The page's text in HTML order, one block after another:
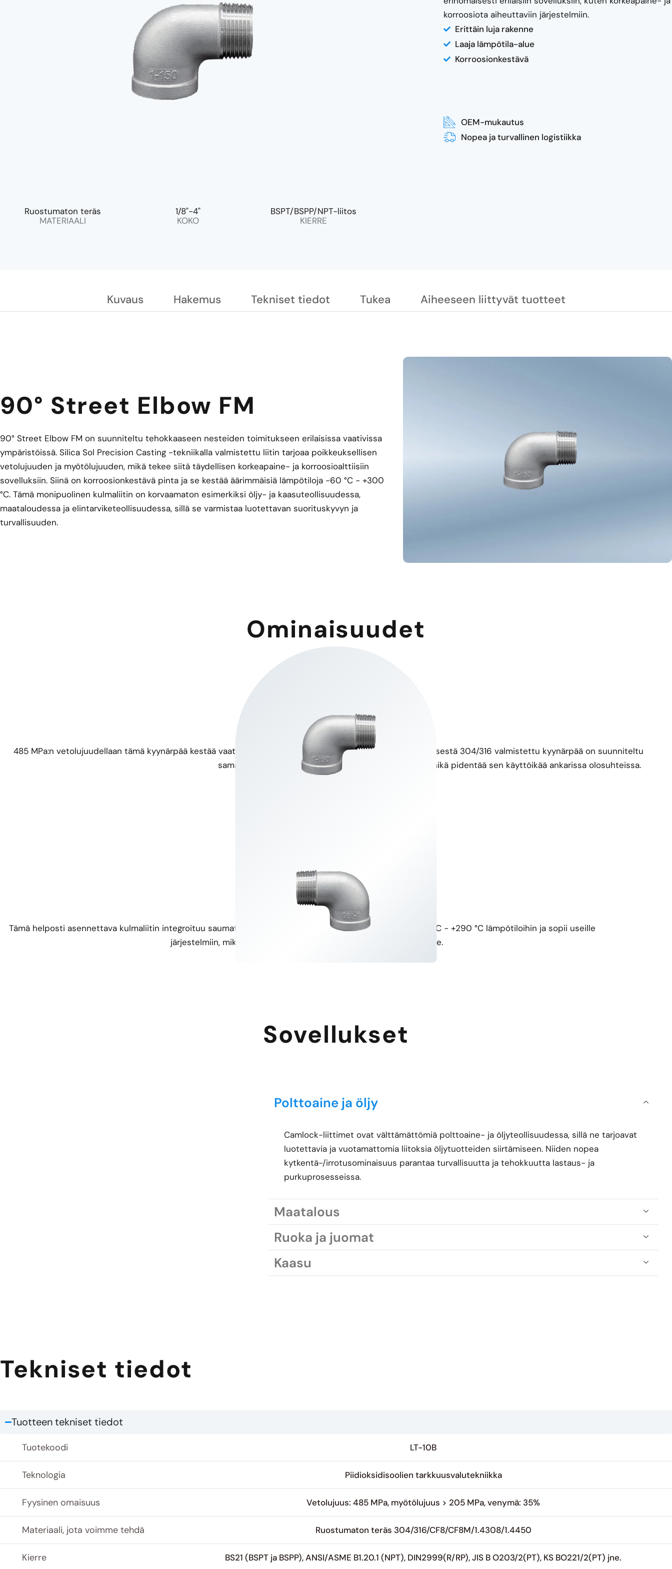
Ruostumaton teräs
MATERIAALI
1/8"-4"
KOKO
BSPT/BSPP/NPT-liitos
KIERRE
korroosiota aiheuttaviin järjestelmiin.
Erittäin luja rakenne
Laaja lämpötila-alue
Korroosionkestävä
OEM-mukautus
Nopea ja turvallinen logistiikka
Kuvaus Hakemus Tekniset tiedot Tukea Aiheeseen liittyvät tuotteet
90° Street Elbow FM
90° Street Elbow FM on suunniteltu tehokkaaseen nesteiden toimitukseen erilaisissa vaativissa
ympäristöissä. Silica Sol Precision Casting -tekniikalla valmistettu liitin tarjoaa poikkeuksellisen
vetolujuuden ja myötölujuuden, mikä tekee siitä täydellisen korkeapaine- ja korroosioalttiisiin
sovelluksiin. Siinä on korroosionkestävä pinta ja se kestää äärimmäisiä lämpötiloja -60 °C - +300
°C. Tämä monipuolinen kulmaliitin on korvaamaton esimerkiksi öljy- ja kaasuteollisuudessa,
maataloudessa ja elintarviketeollisuudessa, sillä se varmistaa luotettavan suorituskyvyn ja
turvallisuuden.
Ominaisuudet
Korkea lujuus
485 MPa:n vetolujuudellaan tämä kyynärpää kestää vaativia sovelluksia säilyttäen
samalla eheyden paineen alla.
Korroosionkestävä
Ruostumattomasta teräksestä 304/316 valmistettu kyynärpää on suunniteltu
kestämään korroosiota, mikä pidentää sen käyttöikää ankarissa olosuhteissa.
Helppo asennus
Tämä helposti asennettava kulmaliitin integroituu saumattomasti olemassa oleviin
järjestelmiin, mikä vähentää seisokkiaikaa.
Laaja lämpötila-alue
Tämä liitin soveltuu -25 °C - +290 °C lämpötiloihin ja sopii useille
nesteenjakelujärjestelmille.
Sovellukset
Polttoaine ja öljy
Camlock-liittimet ovat välttämättömiä polttoaine- ja öljyteollisuudessa, sillä ne tarjoavat
luotettavia ja vuotamattomia liitoksia öljytuotteiden siirtämiseen. Niiden nopea
kytkentä-/irrotusominaisuus parantaa turvallisuutta ja tehokkuutta lastaus- ja
purkuprosesseissa.
Maatalous
Ruoka ja juomat
Kaasu
Tekniset tiedot
Tuotteen tekniset tiedot
Tuotekoodi LT-10B
Teknologia Piidioksidisoolien tarkkuusvalutekniikka
Fyysinen omaisuus Vetolujuus: 485 MPa, myötölujuus > 205 MPa, venymä: 35%
Materiaali, jota voimme tehdä Ruostumaton teräs 304/316/CF8/CF8M/1.4308/1.4450
Kierre BS21 (BSPT ja BSPP), ANSI/ASME B1.20.1 (NPT), DIN2999(R/RP), JIS B O203/2(PT), KS BO221/2(PT) jne.